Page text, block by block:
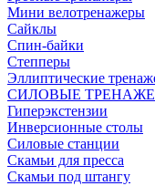
Мини велотренажеры
Сайклы
Спин-байки
Степперы
Эллиптические
СИЛОВЫЕ
Гиперэкстензии
Инверсионные столы
Силовые станции
Скамьи для пресса
Скамьи под штангу